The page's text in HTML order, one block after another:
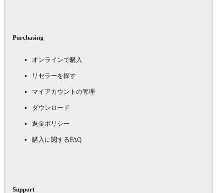
Purchasing
オンラインで購入
リセラーを探す
マイアカウントの管理
ダウンロード
返金ポリシー
購入に関するFAQ
Support